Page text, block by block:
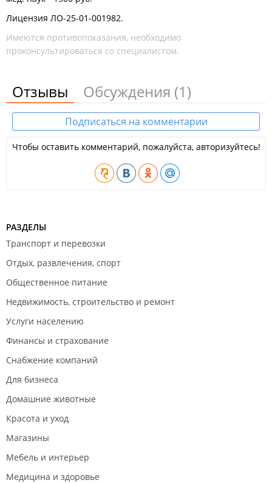
Лицензия ЛО-25-01-001982.
Имеются противопоказания, необходимо
проконсультироваться со специалистом.
Отзывы Обсуждения (1)
Подписаться на комментарии
Чтобы оставить комментарий, пожалуйста, авторизуйтесь!
РАЗДЕЛЫ
Транспорт и перевозки
Отдых, развлечения, спорт
Общественное питание
Недвижимость, строительство и ремонт
Услуги населению
Финансы и страхование
Снабжение компаний
Для бизнеса
Домашние животные
Красота и уход
Магазины
Мебель и интерьер
Медицина и здоровье